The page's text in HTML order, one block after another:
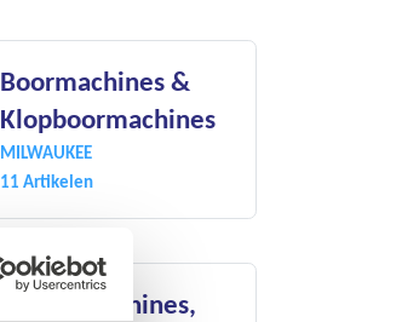
Boormachines &
Klopboormachines
MILWAUKEE
11 Artikelen
Schuurmachines,